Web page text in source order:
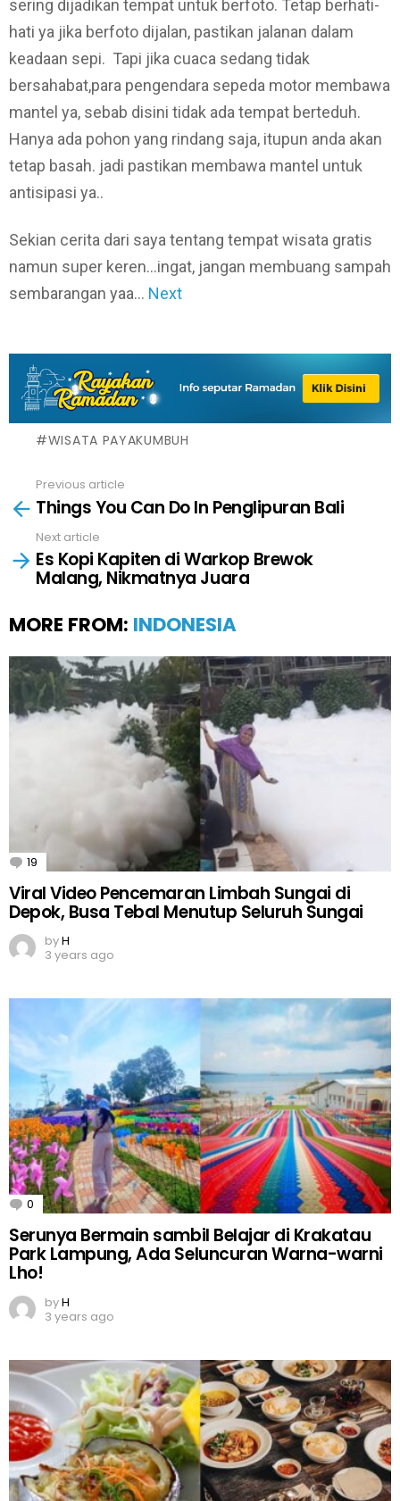
sering dijadikan tempat untuk berfoto. Tetap berhati-
hati ya jika berfoto dijalan, pastikan jalanan dalam
keadaan sepi. Tapi jika cuaca sedang tidak
bersahabat,para pengendara sepeda motor membawa
mantel ya, sebab disini tidak ada tempat berteduh.
Hanya ada pohon yang rindang saja, itupun anda akan
tetap basah. jadi pastikan membawa mantel untuk
antisipasi ya..
Sekian cerita dari saya tentang tempat wisata gratis
namun super keren…ingat, jangan membuang sampah
sembarangan yaa… Next
WISATA PAYAKUMBUH
more
Previous article
Things You Can Do In Penglipuran Bali
Next article
Es Kopi Kapiten di Warkop Brewok
Malang, Nikmatnya Juara
MORE FROM: INDONESIA
19 Comments
Viral Video Pencemaran Limbah Sungai di
Depok, Busa Tebal Menutup Seluruh Sungai
byH
3 years ago
0 Comments
Serunya Bermain sambil Belajar di Krakatau
Park Lampung, Ada Seluncuran Warna-warni
Lho!
byH
3 years ago